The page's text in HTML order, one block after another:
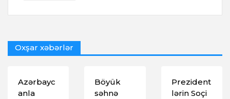
Oxşar xəbərlər
Azərbayc
anla
Böyük
səhnə
Prezident
lərin Soçi